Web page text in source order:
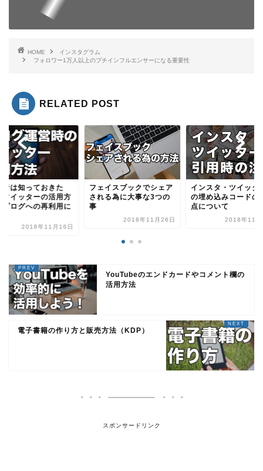
HOME
インスタグラム
フォロワー1万人以上のプチインフルエンサーになる重要性
RELATED POST
者は知っておきた
ツイッターの活用方
ブログへの再利用に
2018年11月16日
フェイスブックでシェア
される為に大事な3つの
事
2018年11月26日
インスタ・ツイッタ
の埋め込みコードの
点について
2018年11月
YouTubeのエンドカードやコメント欄の
活用方法
電子書籍の作り方と販売方法（KDP）
スポンサードリンク